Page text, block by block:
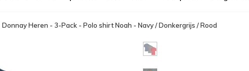
Donnay Heren - 3-Pack - Polo shirt Noah - Navy / Donkergrijs / Rood